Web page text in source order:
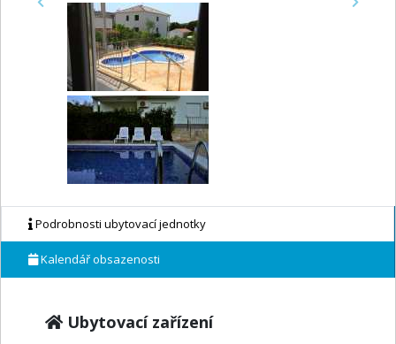
Previous Next
Podrobnosti ubytovací jednotky
Kalendář obsazenosti
Ubytovací zařízení